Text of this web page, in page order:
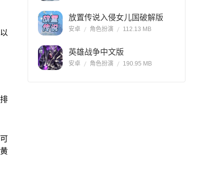
放置传说入侵女儿国破解版
安卓 角色扮演 112.13 MB
英雄战争中文版
安卓 角色扮演 190.95 MB